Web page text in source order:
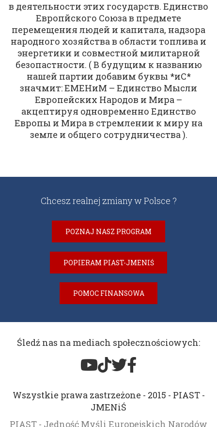
в деятельности этих государств. Единство
Европйского Союза в предмете
перемещения людей и капитала, надзора
народного хозяйства в области топлива и
энергетики и совместной милитарной
безопастности. ( В будущим к названию
нашей партии добавим буквы *иС*
значмит: ЕМЕНиМ – Единство Мысли
Европейских Народов и Мира –
акцептируя одновременно Единство
Европы и Мира в стремлении к миру на
земле и общего сотрудничества ).
Chcesz realnej zmiany w Polsce ?
POZNAJ NASZ PROGRAM
POPIERAM PIAST-JMENIŚ
POMOC FINANSOWA
Śledź nas na mediach społecznościowych:
Wszystkie prawa zastrzeżone - 2015 - PIAST -
JMENiŚ
PIAST - Jedność Myśli Europejskich Narodów